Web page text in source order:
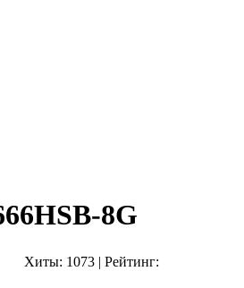
8G
Хиты: 1073 | Рейтинг: